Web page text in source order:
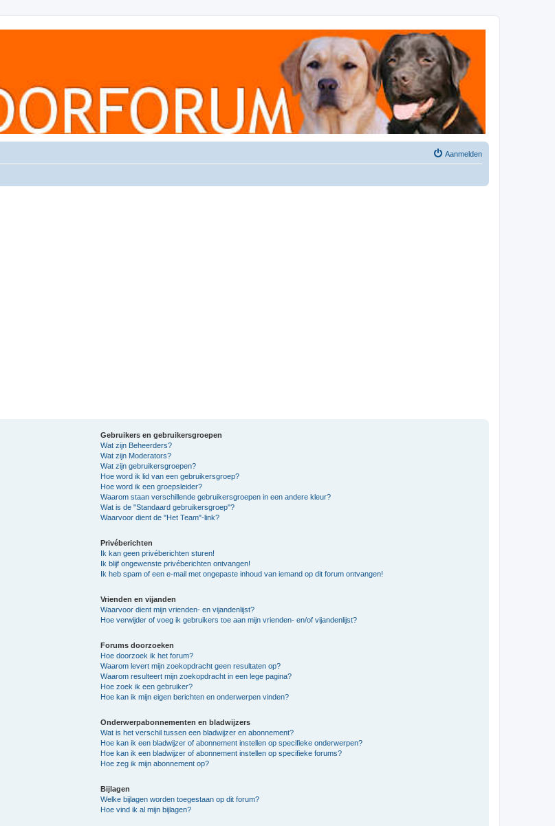
Aanmelden
Gebruikers en gebruikersgroepen
Wat zijn Beheerders?
Wat zijn Moderators?
Wat zijn gebruikersgroepen?
Hoe word ik lid van een gebruikersgroep?
Hoe word ik een groepsleider?
Waarom staan verschillende gebruikersgroepen in een andere kleur?
Wat is de "Standaard gebruikersgroep"?
Waarvoor dient de "Het Team"-link?
Privéberichten
Ik kan geen privéberichten sturen!
Ik blijf ongewenste privéberichten ontvangen!
Ik heb spam of een e-mail met ongepaste inhoud van iemand op dit forum ontvangen!
Vrienden en vijanden
Waarvoor dient mijn vrienden- en vijandenlijst?
Hoe verwijder of voeg ik gebruikers toe aan mijn vrienden- en/of vijandenlijst?
Forums doorzoeken
Hoe doorzoek ik het forum?
Waarom levert mijn zoekopdracht geen resultaten op?
Waarom resulteert mijn zoekopdracht in een lege pagina?
Hoe zoek ik een gebruiker?
Hoe kan ik mijn eigen berichten en onderwerpen vinden?
Onderwerpabonnementen en bladwijzers
Wat is het verschil tussen een bladwijzer en abonnement?
Hoe kan ik een bladwijzer of abonnement instellen op specifieke onderwerpen?
Hoe kan ik een bladwijzer of abonnement instellen op specifieke forums?
Hoe zeg ik mijn abonnement op?
Bijlagen
Welke bijlagen worden toegestaan op dit forum?
Hoe vind ik al mijn bijlagen?